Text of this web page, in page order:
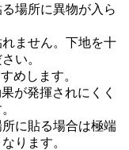
場所に異物が入ら
ません。下地を十
い。
めします。
が発揮されにくく
に貼る場合は極端
ります。